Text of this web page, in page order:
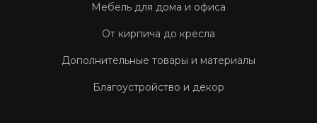
Мебель для дома и офиса
От кирпича до кресла
Дополнительные товары и материалы
Благоустройство и декор